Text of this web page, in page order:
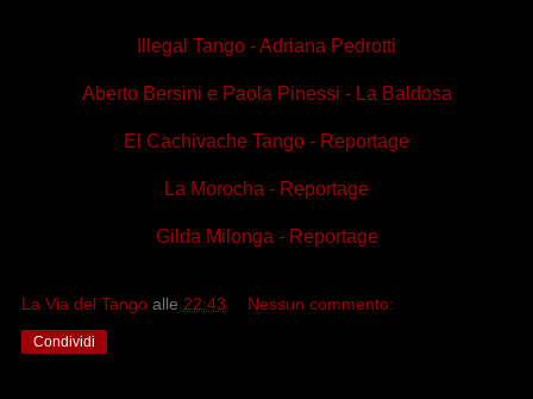
Illegal Tango - Adriana Pedrotti
Aberto Bersini e Paola Pinessi - La Baldosa
El Cachivache Tango - Reportage
La Morocha - Reportage
Gilda Milonga - Reportage
La Via del Tango alle 22:43 Nessun commento:
Condividi